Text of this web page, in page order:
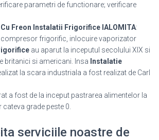
parametri de functionare; verificare
Freon Instalatii Frigorifice IALOMITA:
frigorific, inlocuire vaporizator
au aparut la inceputul secolului XIX si
britanici si americani. Insa Instalatie
la scara industriala a fost realizat de Carl
a fost de la inceput pastrarea alimentelor la
grade peste 0.
serviciile noastre de